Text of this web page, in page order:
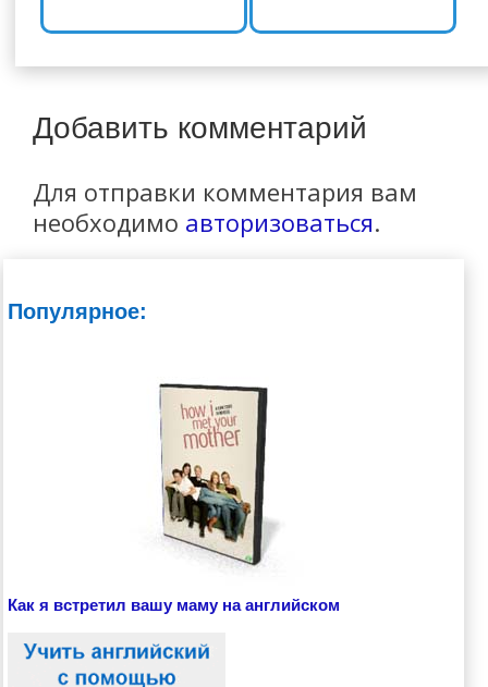
Добавить комментарий
Для отправки комментария вам
необходимо авторизоваться.
Популярное:
Как я встретил вашу маму на английском